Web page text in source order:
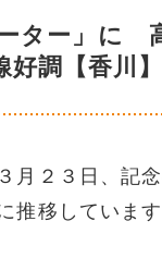
ター」に
好調【香川】
月２３日、記
推移しています